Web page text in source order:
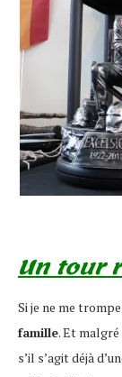
Un tour
Si je ne me
famille. Et
s’il s’agit déjà